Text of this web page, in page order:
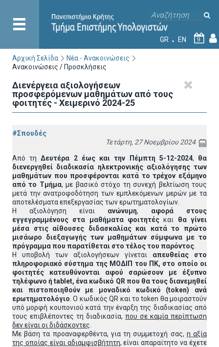
GR EN 9
Αρχική Σελίδα
Νέα - Ανακοινώσεις
Ανακοινώσεις / Προσκλήσεις
Διενέργεια αξιολογήσεων
προσφερόμενων μαθημάτων από τους
φοιτητές - Χειμερινό 2024-25
#Σπουδές
Τετάρτη, 27 Νοεμβρίου 2024
Από τη Δευτέρα 2 έως και την Πέμπτη 5-12-2024,
θα
διενεργηθεί διαδικασία ηλεκτρονικής αξιολόγησης των
μαθημάτων που προσφέρονται κατά το τρέχον εξάμηνο
από το Τμήμα, με βασικό στόχο τη συνεχή βελτίωση τους
μετά την ανατροφοδότηση των εμπλεκόμενων μερών με τα
αποτελέσματα επεξεργασίας των ερωτηματολογίων.
Η αξιολόγηση είναι
ανώνυμη,
αφορά στους
εγγεγραμμένους στα μαθήματα φοιτητές και
θα γίνει
μέσα στις αίθουσες διδασκαλίας και κατά το πρώτο
μισάωρο διεξαγωγής των μαθημάτων σύμφωνα με το
πρόγραμμα που παρατίθεται στο τέλος του παρόντος
Η υποβολή των αξιολογήσεων γίνεται
απευθείας στο
πληροφοριακό σύστημα της ΜΟΔΙΠ του ΠΚ, στο οποίο οι
φοιτητές κατευθύνονται αφού σαρώσουν με έξυπνο
τηλέφωνο ή tablet, ένα κωδικό QR που θα τους διανεμηθεί
και πιστοποιηθούν με μοναδικό κωδικό (token) ανά
ερωτηματολόγιο . Ο κωδικός QR και το token θα μοιραστούν
υπό μορφή κουπονιού κατά την έναρξη της διαδικασίας από
τους επιβλέποντες τη διαδικασία, που σε καμία περίπτωση
δεν είναι οι διδάσκοντες
Με βάση τα προαναφερθέντα, για τη συμμετοχή σας, η αξία
της οποίας είναι αδιαμφισβήτητη, είναι απαραίτητο να έχετε